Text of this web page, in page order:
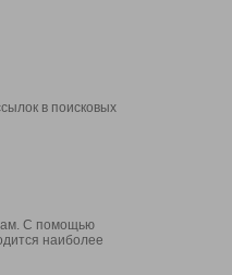
в поисковых
С помощью
наиболее